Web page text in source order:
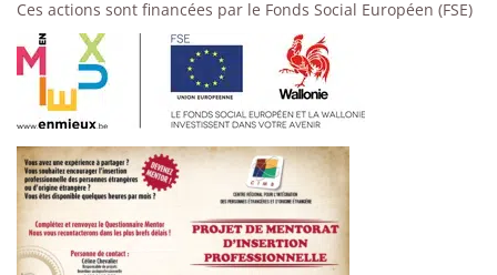
Ces actions sont financées par le Fonds Social Européen (FSE)